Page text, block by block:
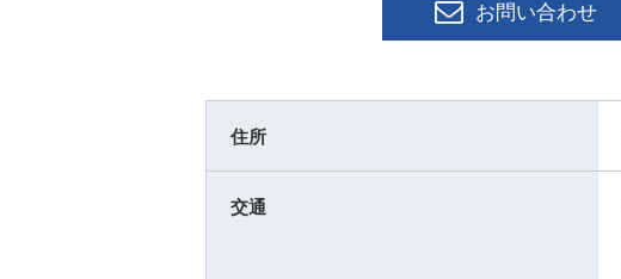
お問い合わせ
住所
交通